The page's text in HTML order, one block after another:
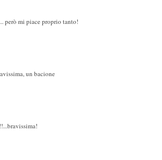
però mi piace proprio tanto!
un bacione